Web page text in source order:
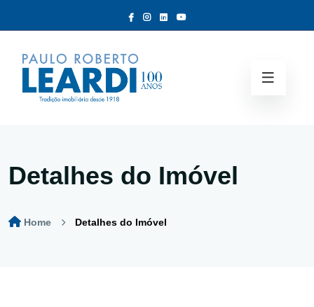
Detalhes do Imóvel
Home Detalhes do Imóvel